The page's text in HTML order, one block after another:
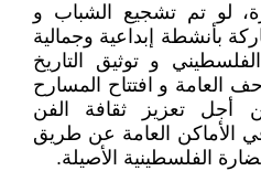
لو تم تشجيع الشباب و
بأنشطة إبداعية وجمالية
و توثيق التاريخ
العامة و افتتاح المسارح
أجل تعزيز ثقافة الفن
الأماكن العامة عن طريق
الفلسطينية الأصيلة.